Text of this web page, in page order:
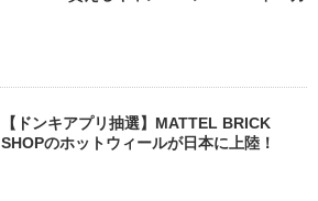
【ドンキアプリ抽選】MATTEL BRICK
SHOPのホットウィールが日本に上陸！